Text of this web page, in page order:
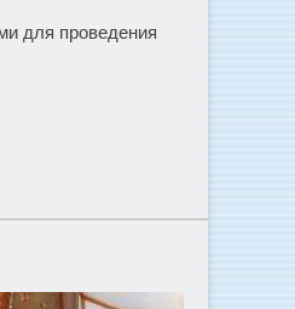
для проведения